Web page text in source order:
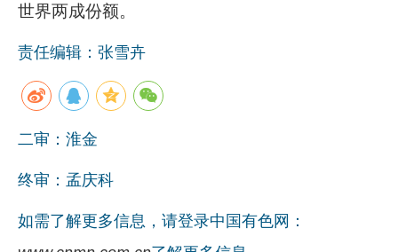
世界两成份额。
责任编辑：张雪卉
二审：淮金
终审：孟庆科
如需了解更多信息，请登录中国有色网：